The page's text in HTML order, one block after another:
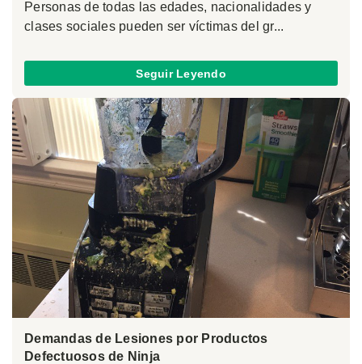
Personas de todas las edades, nacionalidades y
clases sociales pueden ser víctimas del gr...
Seguir Leyendo
Demandas de Lesiones por Productos
Defectuosos de Ninja